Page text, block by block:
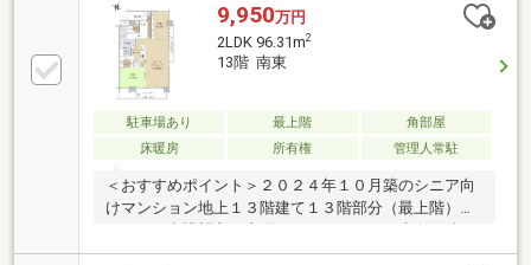
9,950万円
2LDK 96.31m2
13階 南東
駐車場あり 最上階
角部屋
床暖房
所有権 管理人常駐
＜おすすめポイント＞２０２４年１０月築のシニア向
けマンション地上１３階建て１３階部分（最上階）角
６．３１㎡（トランクルーム面積１．２６㎡含む）琵